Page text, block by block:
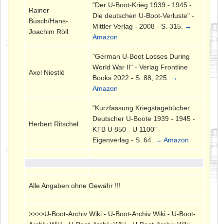
Rainer
Busch/Hans-
Joachim Röll
"Der U-Boot-Krieg 1939 - 1945 -
Die deutschen U-Boot-Verluste" -
Mittler Verlag - 2008 - S. 315.
→
Amazon
Axel Niestlé
"German U-Boot Losses During
World War II" - Verlag Frontline
Books 2022 - S. 88, 225.
→
Amazon
Herbert Ritschel
"Kurzfassung Kriegstagebücher
Deutscher U-Boote 1939 - 1945 -
KTB U 850 - U 1100" -
Eigenverlag - S. 64.
→ Amazon
Alle Angaben ohne Gewähr !!!
>>>>U-Boot-Archiv Wiki - U-Boot-Archiv Wiki - U-Boot-